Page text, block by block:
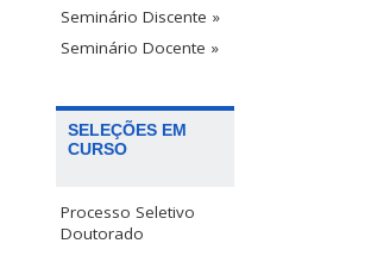
Seminário Discente »
Seminário Docente »
SELEÇÕES EM
CURSO
Processo Seletivo
Doutorado